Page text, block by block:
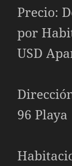
Precio:
por
USD
96 Playa